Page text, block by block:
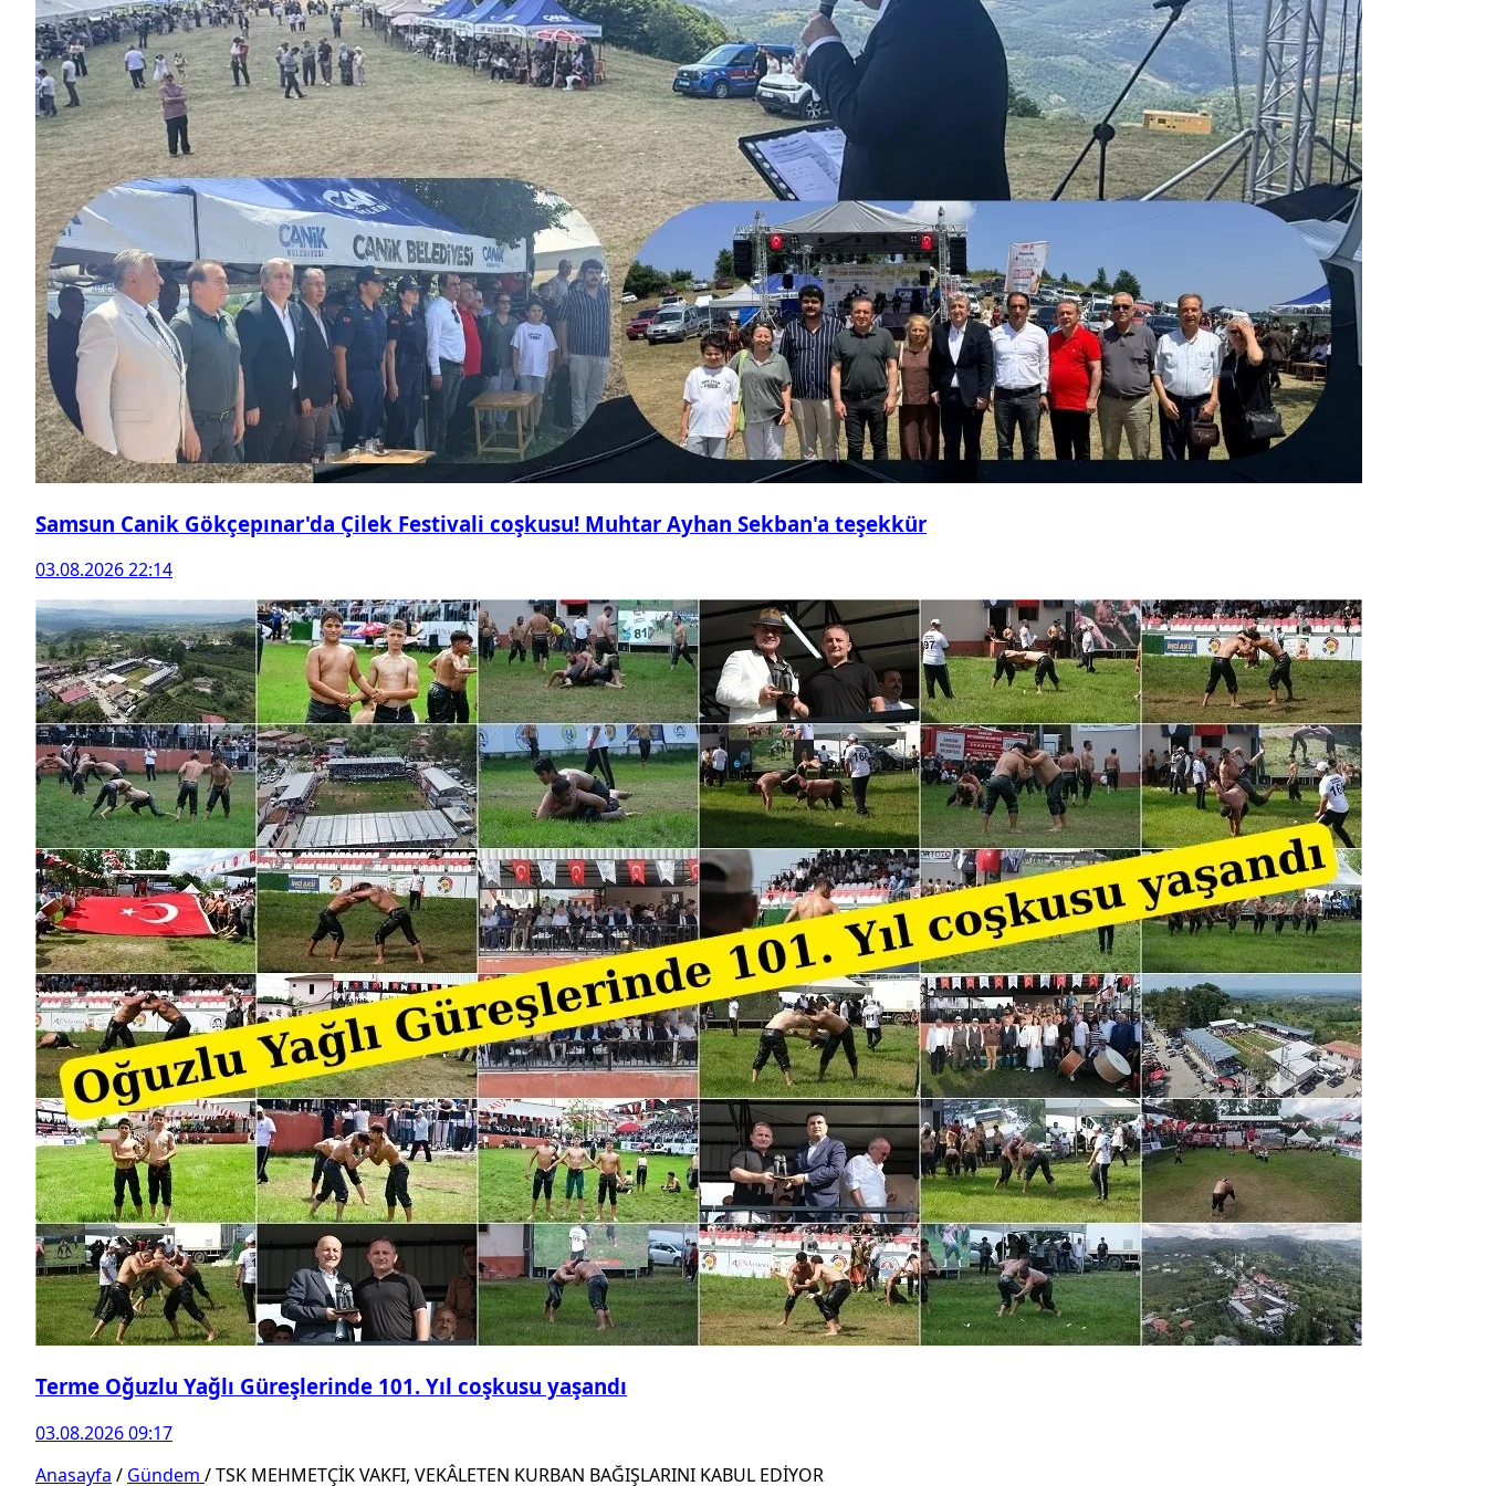
Samsun Canik Gökçepınar'da Çilek Festivali coşkusu! Muhtar Ayhan Sekban'a teşekkür
03.08.2026 22:14
Terme Oğuzlu Yağlı Güreşlerinde 101. Yıl coşkusu yaşandı
03.08.2026 09:17
Anasayfa / Gündem /TSK MEHMETÇİK VAKFI, VEKÂLETEN KURBAN BAĞIŞLARINI KABUL EDİYOR